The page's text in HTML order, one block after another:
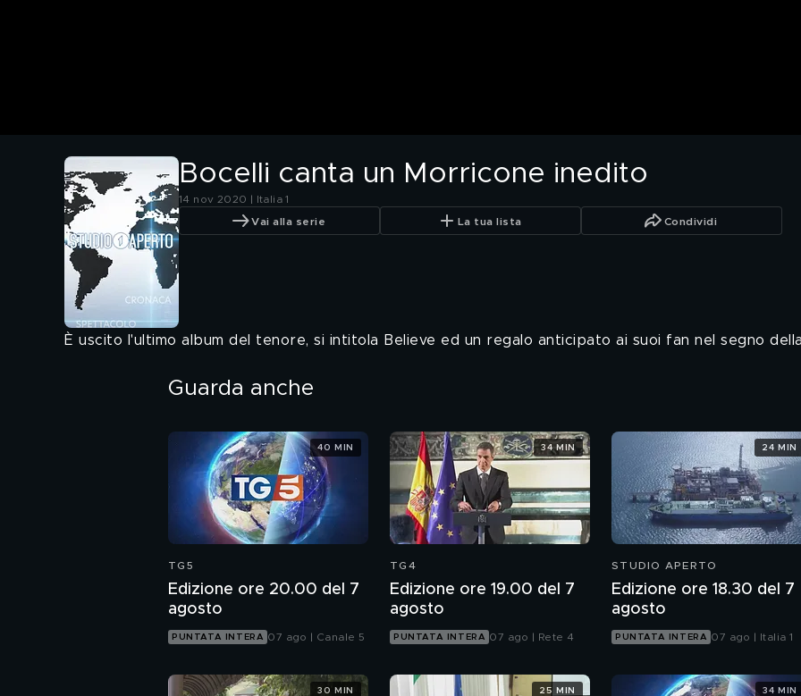
Bocelli canta un Morricone inedito
14 nov 2020 | Italia 1
Vai alla serie La tua lista Condividi
È uscito l'ultimo album del tenore, si intitola Believe ed un regalo anticipato ai suoi fan nel segno
Guarda anche
TG5
Edizione ore 20.00 del 7
agosto
PUNTATA INTERA 07 ago | Canale 5
40 MIN
TG4
Edizione ore 19.00 del 7
agosto
PUNTATA INTERA 07 ago | Rete 4
34 MIN
STUDIO APERTO
Edizione ore 18.30 del 7
agosto
PUNTATA INTERA 07 ago | Italia 1
24 MIN
30 MIN 25 MIN 34 MIN